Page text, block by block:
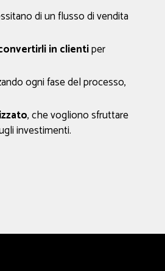
di un flusso di vendita
in clientiper
ogni fase del processo,
, che vogliono sfruttare
investimenti.